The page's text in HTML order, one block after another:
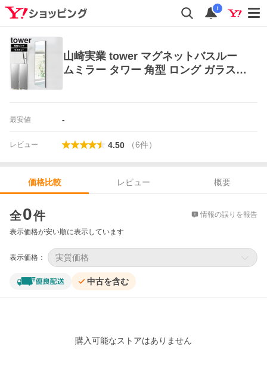
i
山崎実業 tower マグネットバスルー
ムミラー タワー 角型 ロング ガラス製
最安値 -
レビュー 4.50 （6件）
価格比較 レビュー
概要
全0件 情報の誤りを報告
表示価格が安い順に表示しています
表示価格： 実質価格
中古を含む
購入可能なストアはありません